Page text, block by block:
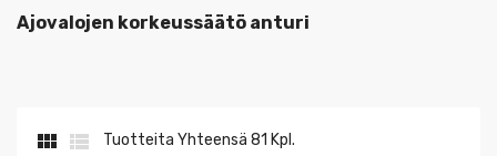
Ajovalojen korkeussäätö anturi
 
Tuotteita Yhteensä 81 Kpl.